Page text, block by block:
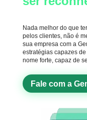
Nada melhor do que
pelos clientes, não é
sua empresa com a
estratégias capazes
nome forte, capaz de
Fale com a